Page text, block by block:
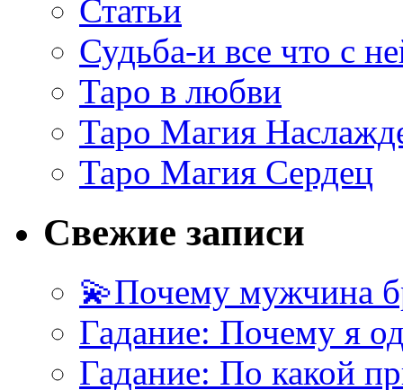
Статьи
Судьба-и все что с
Таро в любви
Таро Магия
Таро Магия Сердец
Свежие записи
💫Почему мужчина
Гадание: Почему я
Гадание: По какой